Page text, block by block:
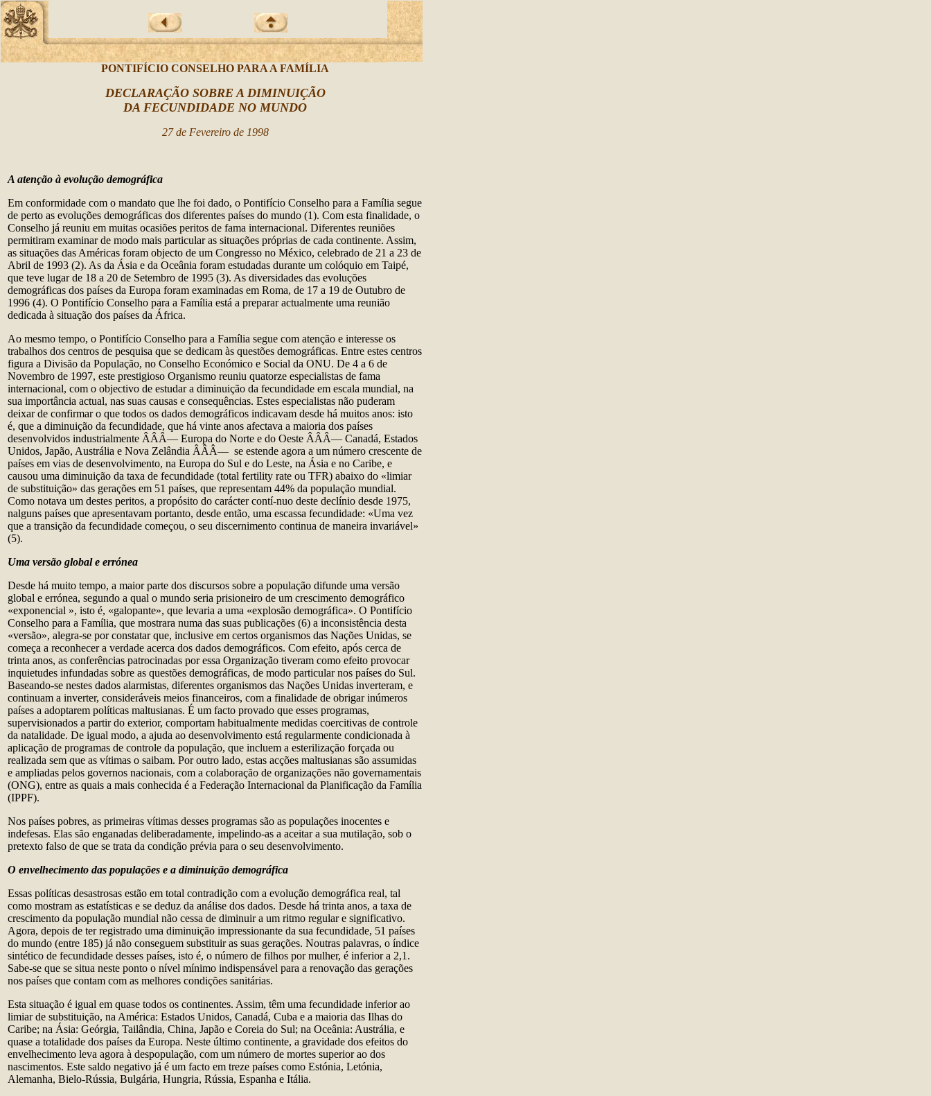
PONTIFÍCIO CONSELHO PARA A FAMÍLIA
DECLARAÇÃO SOBRE A DIMINUIÇÃO
DA FECUNDIDADE NO MUNDO
27 de Fevereiro de 1998
A atenção à evolução demográfica
Em conformidade com o mandato que lhe foi dado, o Pontifício Conselho para a Família segue
de perto as evoluções demográficas dos diferentes países do mundo (1). Com esta finalidade, o
Conselho já reuniu em muitas ocasiões peritos de fama internacional. Diferentes reuniões
permitiram examinar de modo mais particular as situações próprias de cada continente. Assim,
as situações das Américas foram objecto de um Congresso no México, celebrado de 21 a 23 de
Abril de 1993 (2). As da Ásia e da Oceânia foram estudadas durante um colóquio em Taipé,
que teve lugar de 18 a 20 de Setembro de 1995 (3). As diversidades das evoluções
demográficas dos países da Europa foram examinadas em Roma, de 17 a 19 de Outubro de
1996 (4). O Pontifício Conselho para a Família está a preparar actualmente uma reunião
dedicada à situação dos países da África.
Ao mesmo tempo, o Pontifício Conselho para a Família segue com atenção e interesse os
trabalhos dos centros de pesquisa que se dedicam às questões demográficas. Entre estes centros
figura a Divisão da População, no Conselho Económico e Social da ONU. De 4 a 6 de
Novembro de 1997, este prestigioso Organismo reuniu quatorze especialistas de fama
internacional, com o objectivo de estudar a diminuição da fecundidade em escala mundial, na
sua importância actual, nas suas causas e consequências. Estes especialistas não puderam
deixar de confirmar o que todos os dados demográficos indicavam desde há muitos anos: isto
é, que a diminuição da fecundidade, que há vinte anos afectava a maioria dos países
desenvolvidos industrialmente ÂÂÂ— Europa do Norte e do Oeste ÂÂÂ— Canadá, Estados
Unidos, Japão, Austrália e Nova Zelândia ÂÂÂ— se estende agora a um número crescente de
países em vias de desenvolvimento, na Europa do Sul e do Leste, na Ásia e no Caribe, e
causou uma diminuição da taxa de fecundidade (total fertility rate ou TFR) abaixo do «limiar
de substituição» das gerações em 51 países, que representam 44% da população mundial.
Como notava um destes peritos, a propósito do carácter contí-nuo deste declínio desde 1975,
nalguns países que apresentavam portanto, desde então, uma escassa fecundidade: «Uma vez
que a transição da fecundidade começou, o seu discernimento continua de maneira invariável»
(5).
Uma versão global e errónea
Desde há muito tempo, a maior parte dos discursos sobre a população difunde uma versão
global e errónea, segundo a qual o mundo seria prisioneiro de um crescimento demográfico
«exponencial », isto é, «galopante», que levaria a uma «explosão demográfica». O Pontifício
Conselho para a Família, que mostrara numa das suas publicações (6) a inconsistência desta
«versão», alegra-se por constatar que, inclusive em certos organismos das Nações Unidas, se
começa a reconhecer a verdade acerca dos dados demográficos. Com efeito, após cerca de
trinta anos, as conferências patrocinadas por essa Organização tiveram como efeito provocar
inquietudes infundadas sobre as questões demográficas, de modo particular nos países do Sul.
Baseando-se nestes dados alarmistas, diferentes organismos das Nações Unidas inverteram, e
continuam a inverter, consideráveis meios financeiros, com a finalidade de obrigar inúmeros
países a adoptarem políticas maltusianas. É um facto provado que esses programas,
supervisionados a partir do exterior, comportam habitualmente medidas coercitivas de controle
da natalidade. De igual modo, a ajuda ao desenvolvimento está regularmente condicionada à
aplicação de programas de controle da população, que incluem a esterilização forçada ou
realizada sem que as vítimas o saibam. Por outro lado, estas acções maltusianas são assumidas
e ampliadas pelos governos nacionais, com a colaboração de organizações não governamentais
(ONG), entre as quais a mais conhecida é a Federação Internacional da Planificação da Família
(IPPF).
Nos países pobres, as primeiras vítimas desses programas são as populações inocentes e
indefesas. Elas são enganadas deliberadamente, impelindo-as a aceitar a sua mutilação, sob o
pretexto falso de que se trata da condição prévia para o seu desenvolvimento.
O envelhecimento das populações e a diminuição demográfica
Essas políticas desastrosas estão em total contradição com a evolução demográfica real, tal
como mostram as estatísticas e se deduz da análise dos dados. Desde há trinta anos, a taxa de
crescimento da população mundial não cessa de diminuir a um ritmo regular e significativo.
Agora, depois de ter registrado uma diminuição impressionante da sua fecundidade, 51 países
do mundo (entre 185) já não conseguem substituir as suas gerações. Noutras palavras, o índice
sintético de fecundidade desses países, isto é, o número de filhos por mulher, é inferior a 2,1.
Sabe-se que se situa neste ponto o nível mínimo indispensável para a renovação das gerações
nos países que contam com as melhores condições sanitárias.
Esta situação é igual em quase todos os continentes. Assim, têm uma fecundidade inferior ao
limiar de substituição, na América: Estados Unidos, Canadá, Cuba e a maioria das Ilhas do
Caribe; na Ásia: Geórgia, Tailândia, China, Japão e Coreia do Sul; na Oceânia: Austrália, e
quase a totalidade dos países da Europa. Neste último continente, a gravidade dos efeitos do
envelhecimento leva agora à despopulação, com um número de mortes superior ao dos
nascimentos. Este saldo negativo já é um facto em treze países como Estónia, Letónia,
Alemanha, Bielo-Rússia, Bulgária, Hungria, Rússia, Espanha e Itália.